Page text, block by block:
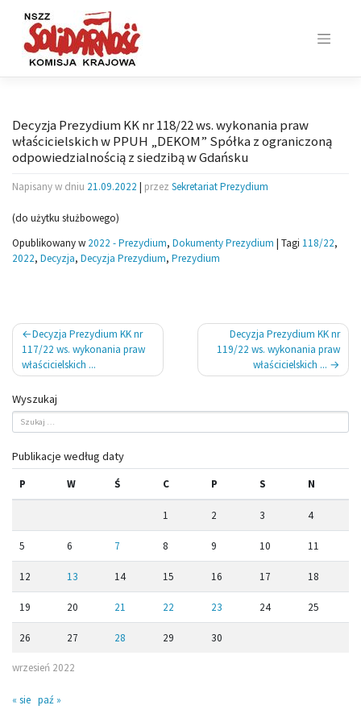
content
Decyzja Prezydium KK nr 118/22 ws. wykonania praw
właścicielskich w PPUH „DEKOM” Spółka z ograniczoną
odpowiedzialnością z siedzibą w Gdańsku
Napisany w dniu 21.09.2022 | przez Sekretariat Prezydium
(do użytku służbowego)
Opublikowany w 2022 - Prezydium, Dokumenty Prezydium | Tagi 118/22,
2022, Decyzja, Decyzja Prezydium, Prezydium
Nawigacja
wpisu
Decyzja Prezydium KK nr
117/22 ws. wykonania praw
właścicielskich ...
Decyzja Prezydium KK nr
119/22 ws. wykonania praw
właścicielskich ...
Wyszukaj
Publikacje według daty
wrzesień 2022
P W Ś C P S N
1 2 3 4
5 6 7 8 9 10 11
12 13 14 15 16 17 18
19 20 21 22 23 24 25
26 27 28 29 30
« sie paź »